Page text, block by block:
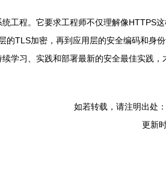
工程。它要求工程师不仅理解像HTTPS
的TLS加密，再到应用层的安全编码和
学习、实践和部署最新的安全最佳实践，
如若转载，请注明出处
更新